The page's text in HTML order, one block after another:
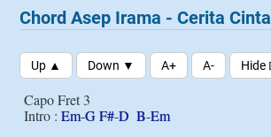
Chord Asep Irama - Cerita Cinta
Capo Fret 3
Intro : Em-GF#-D B-Em